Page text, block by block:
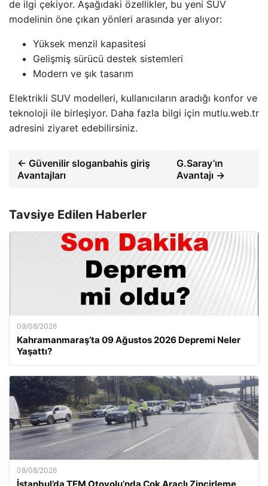
de ilgi çekiyor. Aşağıdaki özellikler, bu yeni SUV
modelinin öne çıkan yönleri arasında yer alıyor:
Yüksek menzil kapasitesi
Gelişmiş sürücü destek sistemleri
Modern ve şık tasarım
Elektrikli SUV modelleri, kullanıcıların aradığı konfor ve
teknoloji ile birleşiyor. Daha fazla bilgi için mutlu.web.tr
adresini ziyaret edebilirsiniz.
← Güvenilir sloganbahis giriş
Avantajları
G.Saray’ın
Avantajı →
Tavsiye Edilen Haberler
09/08/2026
Kahramanmaraş’ta 09 Ağustos 2026 Depremi Neler
Yaşattı?
08/08/2026
İstanbul’da TEM Otoyolu’nda Çok Araçlı Zincirleme